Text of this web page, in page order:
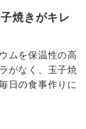
焼きがキレ
ムを保温性の高
がなく、玉子焼
日の食事作りに